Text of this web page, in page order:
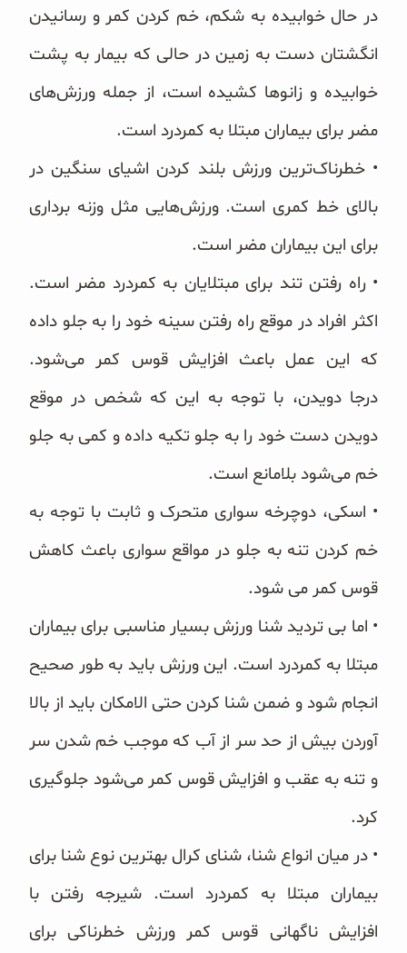
در حال خوابیده به شکم، خم کردن کمر و رسانیدن
انگشتان دست به زمین در حالی که بیمار به پشت
خوابیده و زانوها کشیده است، از جمله ورزش‌های
مضر برای بیماران مبتلا به کمردرد است.
• خطرناک‌ترین ورزش بلند کردن اشیای سنگین در
بالای خط کمری است. ورزش‌هایی مثل وزنه برداری
برای این بیماران مضر است.
• راه رفتن تند برای مبتلایان به کمردرد مضر است.
اکثر افراد در موقع راه رفتن سینه خود را به جلو داده
که این عمل باعث افزایش قوس کمر می‌شود.
درجا دویدن، با توجه به این که شخص در موقع
دویدن دست خود را به جلو تکیه داده و کمی به جلو
خم می‌شود بلامانع است.
• اسکی، دوچرخه سواری متحرک و ثابت با توجه به
خم کردن تنه به جلو در مواقع سواری باعث کاهش
قوس کمر می شود.
• اما بی تردید شنا ورزش بسیار مناسبی برای بیماران
مبتلا به کمردرد است. این ورزش باید به طور صحیح
انجام شود و ضمن شنا کردن حتی الامکان باید از بالا
آوردن بیش از حد سر از آب که موجب خم شدن سر
و تنه به عقب و افزایش قوس کمر می‌شود جلوگیری
کرد.
• در میان انواع شنا، شنای کرال بهترین نوع شنا برای
بیماران مبتلا به کمردرد است. شیرجه رفتن با
افزایش ناگهانی قوس کمر ورزش خطرناکی برای